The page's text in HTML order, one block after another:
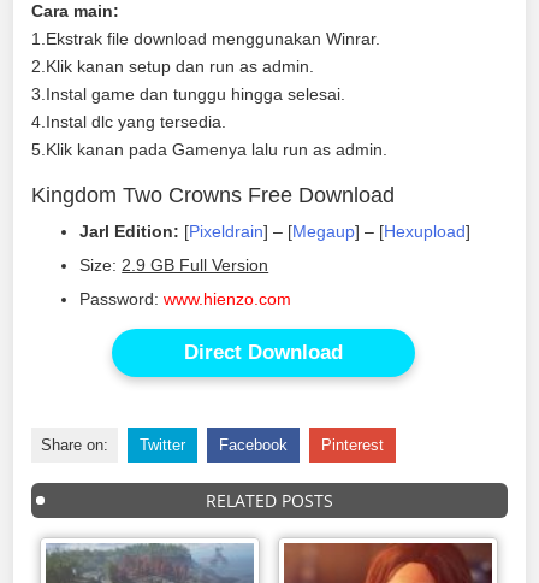
Cara main:
1.Ekstrak file download menggunakan Winrar.
2.Klik kanan setup dan run as admin.
3.Instal game dan tunggu hingga selesai.
4.Instal dlc yang tersedia.
5.Klik kanan pada Gamenya lalu run as admin.
Kingdom Two Crowns Free Download
Jarl Edition: [Pixeldrain] – [Megaup] – [Hexupload]
Size:2.9 GB Full Version
Password:www.hienzo.com
Direct Download
Share on: Twitter Facebook Pinterest
RELATED POSTS